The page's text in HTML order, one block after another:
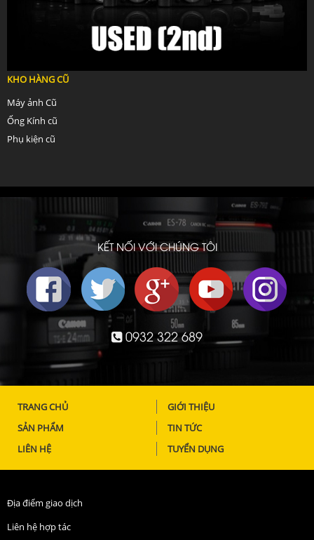
KHO HÀNG CŨ
Máy ảnh Cũ
Ống Kính cũ
Phụ kiện cũ
KẾT NỐI VỚI CHÚNG TÔI
0932 322 689
TRANG CHỦ
GIỚI THIỆU
SẢN PHẨM
TIN TỨC
LIÊN HỆ
TUYỂN DỤNG
Địa điểm giao dịch
Liên hệ hợp tác